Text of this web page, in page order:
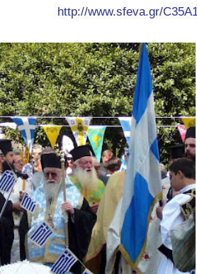
http://www.sfeva.gr/